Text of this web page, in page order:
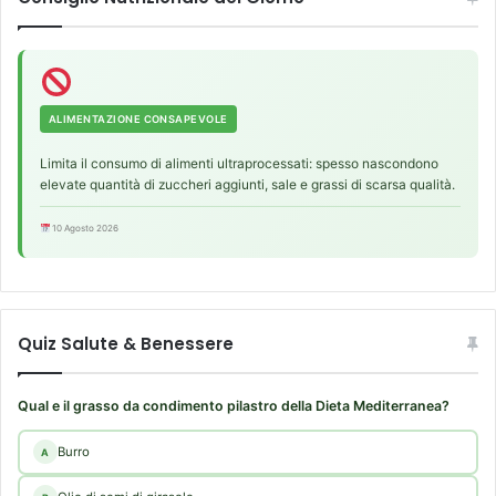
M
r
c
ALIMENTAZIONE CONSAPEVOLE
Limita il consumo di alimenti ultraprocessati: spesso nascondono
elevate quantità di zuccheri aggiunti, sale e grassi di scarsa qualità.
10 Agosto 2026
Quiz Salute & Benessere
Qual e il grasso da condimento pilastro della Dieta Mediterranea?
A Burro